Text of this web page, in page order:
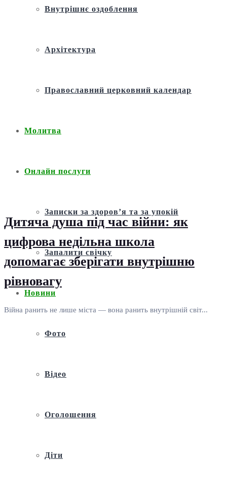
Внутрішнє оздоблення
Архітектура
Православний церковний календар
Молитва
Онлайн послуги
Записки за здоров’я та за упокій
Запалити свічку
Новини
Фото
Відео
Оголошення
Діти
Дитяча душа під час війни: як
цифрова недільна школа
допомагає зберігати внутрішню
рівновагу
Війна ранить не лише міста — вона ранить внутрішній світ...